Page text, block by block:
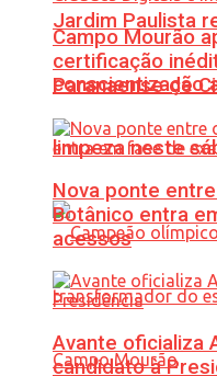
Jardim Paulista
conscientização
limpeza neste
Campo Mourão
certificação
Paranaense de
Nova ponte
Botânico entra
acessos
Avante oficializa
candidato à